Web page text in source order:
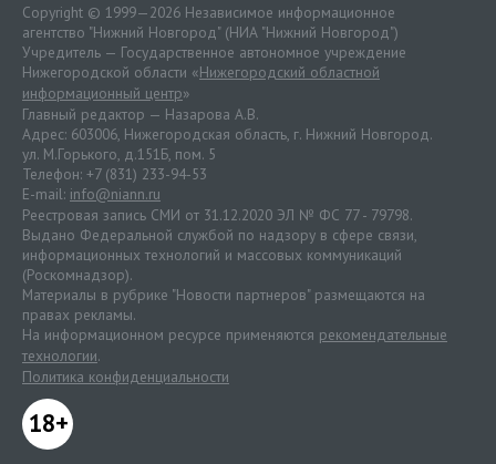
Copyright © 1999—2026 Независимое информационное
агентство "Нижний Новгород" (НИА "Нижний Новгород")
Учредитель — Государственное автономное учреждение
Нижегородской области «Нижегородский областной
информационный центр»
Главный редактор — Назарова А.В.
Адрес: 603006, Нижегородская область, г. Нижний Новгород.
ул. М.Горького, д.151Б, пом. 5
Телефон: +7 (831) 233-94-53
E-mail: info@niann.ru
Реестровая запись СМИ от 31.12.2020 ЭЛ № ФС 77 - 79798.
Выдано Федеральной службой по надзору в сфере связи,
информационных технологий и массовых коммуникаций
(Роскомнадзор).
Материалы в рубрике "Новости партнеров" размещаются на
правах рекламы.
На информационном ресурсе применяются рекомендательные
технологии.
Политика конфиденциальности
18+